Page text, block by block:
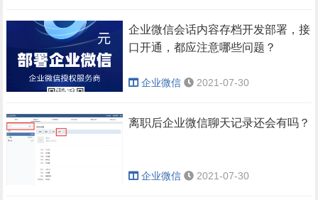
企业微信会话内容存档开发部署，接
口开通，都应注意哪些问题？
企业微信 2021-07-30
离职后企业微信聊天记录还会有吗？
企业微信 2021-07-30